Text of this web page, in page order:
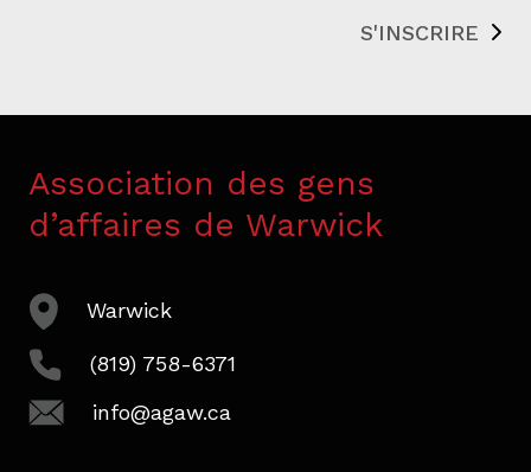
Association des gens
d’affaires de Warwick
Warwick
(819) 758-6371
info@agaw.ca